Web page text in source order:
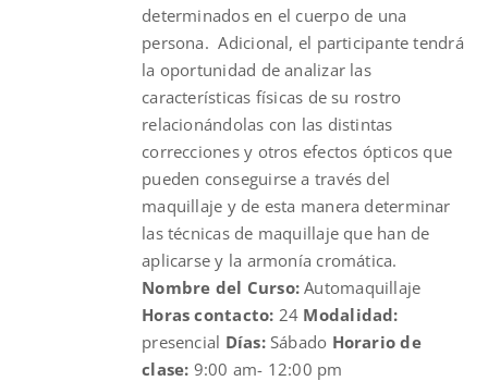
determinados en el cuerpo de una
persona. Adicional, el participante tendrá
la oportunidad de analizar las
características físicas de su rostro
relacionándolas con las distintas
correcciones y otros efectos ópticos que
pueden conseguirse a través del
maquillaje y de esta manera determinar
las técnicas de maquillaje que han de
aplicarse y la armonía cromática.
Nombre del Curso:Automaquillaje
Horas contacto: 24 Modalidad:
presencial Días:Sábado Horario de
clase: 9:00 am- 12:00 pm